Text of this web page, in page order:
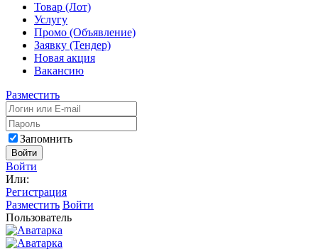
Товар (Лот)
Услугу
Промо (Объявление)
Заявку (Тендер)
Новая акция
Вакансию
Разместить
Запомнить
Войти
Войти
Или:
Регистрация
Разместить Войти
Пользователь